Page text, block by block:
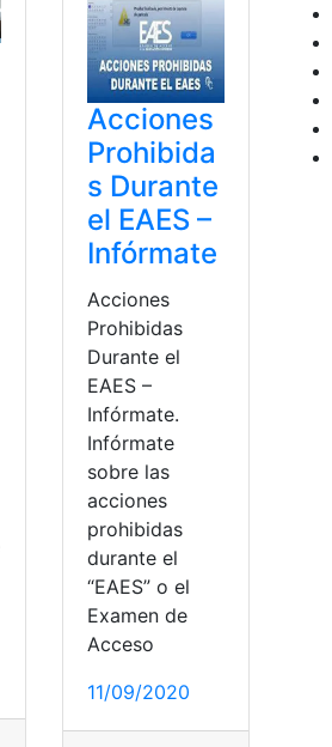
Acciones
Prohibida
s Durante
el EAES –
Infórmate
Acciones
Prohibidas
Durante el
EAES –
Infórmate.
Infórmate
sobre las
acciones
prohibidas
durante el
“EAES” o el
Examen de
Acceso
11/09/2020